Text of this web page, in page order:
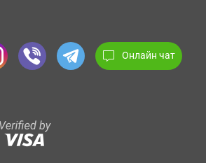
Онлайн чат